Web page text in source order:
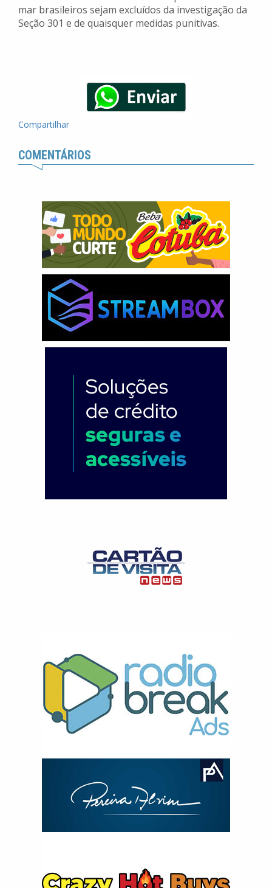
mar brasileiros sejam excluídos da investigação da
Seção 301 e de quaisquer medidas punitivas.
Compartilhar
COMENTÁRIOS